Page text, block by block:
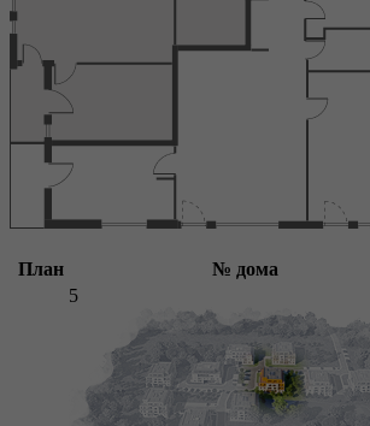
План № дома
5